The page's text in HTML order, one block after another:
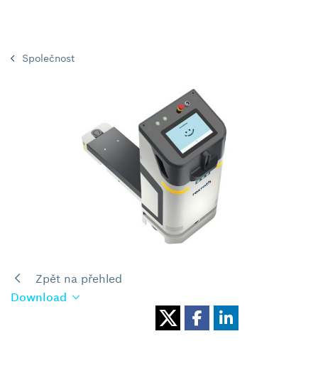
Společnost
Zpět na přehled
Download